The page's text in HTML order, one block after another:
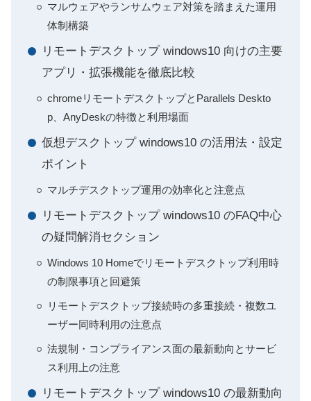
マルウェアやランサムウェア対策を踏まえた運用
体制構築
リモートデスクトップ windows10 向けの主要
アプリ・拡張機能を徹底比較
chromeリモートデスクトップとParallels Deskto
p、AnyDeskの特徴と利用場面
仮想デスクトップ windows10 の活用法・設定
ポイント
マルチデスクトップ運用の効率化と注意点
リモートデスクトップ windows10 のFAQ中心
の疑問解消セクション
Windows 10 Homeでリモートデスクトップ利用時
の制限事項と回避策
リモートデスクトップ接続時の多重接続・複数ユ
ーザー同時利用の注意点
法規制・コンプライアンス面の最新動向とサービ
ス利用上の注意
リモートデスクトップ windows10 の最新動向